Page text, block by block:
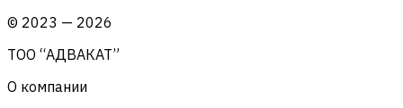
© 2023 — 2026
ТОО “АДВАКАТ”
О компании